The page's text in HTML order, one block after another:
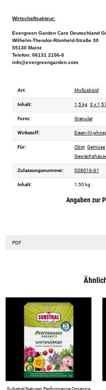
Wirtschaftsakteur:
Evergreen Garden Care Deutschland
Wilhelm-Theodor-Römheld-Straße 30
55130 Mainz
Telefon: 06131 2106-0
info@evergreengarden.com
Art: Molluskizid
Inhalt: 1,5 kg 3 x 1,5
Form: Granulat
Wirkstoff: Eisen-III-
Für: Obst Gemüse
Zulassungsnummer: 008016-61
Inhalt: 1,50 kg
Angaben zur
PDF
Substral Naturen Performance Organics